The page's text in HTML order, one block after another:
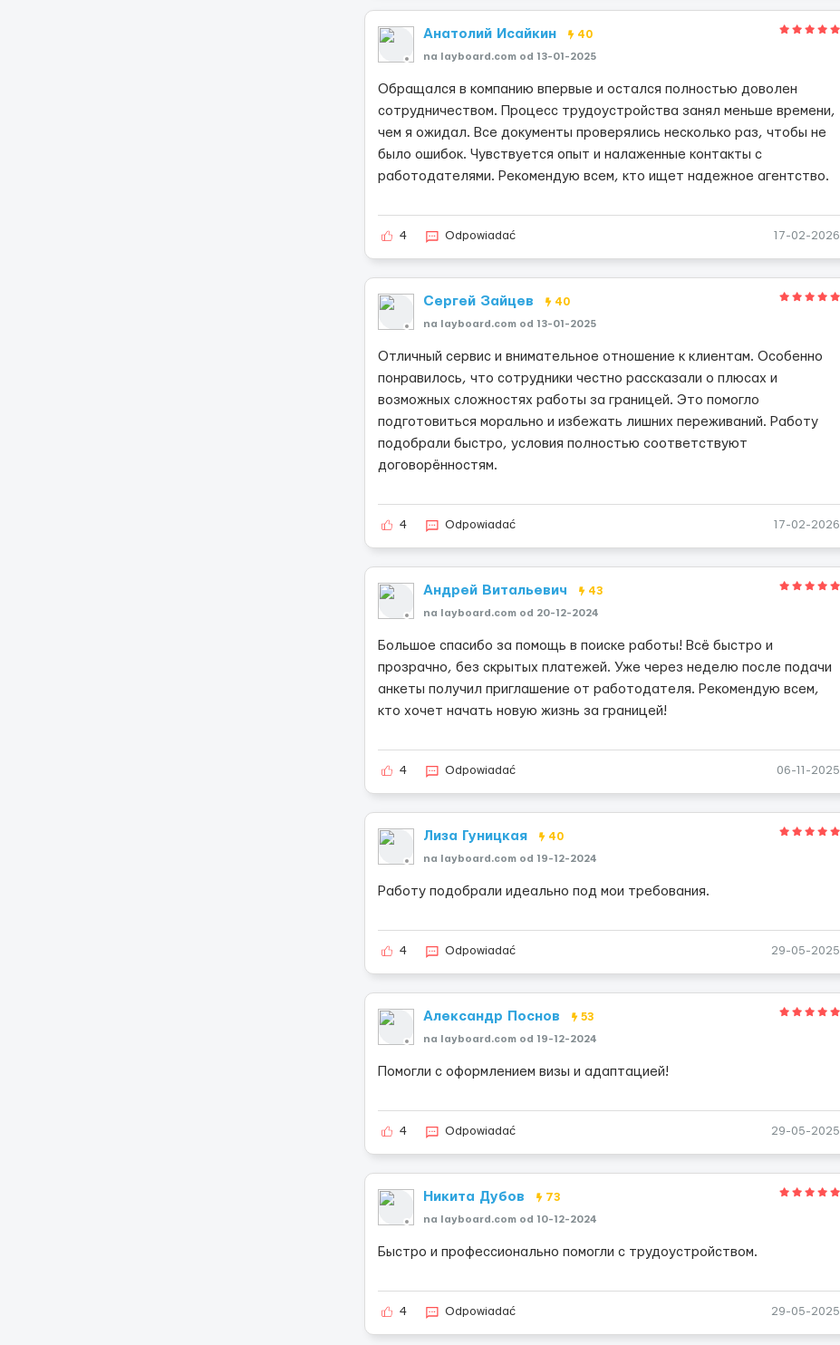
Анатолий Исайкин 40
na layboard.com od 13-01-2025
Обращался в компанию впервые и остался полностью доволен
сотрудничеством. Процесс трудоустройства занял меньше времени,
чем я ожидал. Все документы проверялись несколько раз, чтобы не
было ошибок. Чувствуется опыт и налаженные контакты с
работодателями. Рекомендую всем, кто ищет надежное агентство.
4 Odpowiadać 17-02-2026
Сергей Зайцев 40
na layboard.com od 13-01-2025
Отличный сервис и внимательное отношение к клиентам. Особенно
понравилось, что сотрудники честно рассказали о плюсах и
возможных сложностях работы за границей. Это помогло
подготовиться морально и избежать лишних переживаний. Работу
подобрали быстро, условия полностью соответствуют
договорённостям.
4 Odpowiadać 17-02-2026
Андрей Витальевич 43
na layboard.com od 20-12-2024
Большое спасибо за помощь в поиске работы! Всё быстро и
прозрачно, без скрытых платежей. Уже через неделю после подачи
анкеты получил приглашение от работодателя. Рекомендую всем,
кто хочет начать новую жизнь за границей!
4 Odpowiadać 06-11-2025
Лиза Гуницкая 40
na layboard.com od 19-12-2024
Работу подобрали идеально под мои требования.
4 Odpowiadać 29-05-2025
Александр Поснов 53
na layboard.com od 19-12-2024
Помогли с оформлением визы и адаптацией!
4 Odpowiadać 29-05-2025
Никита Дубов 73
na layboard.com od 10-12-2024
Быстро и профессионально помогли с трудоустройством.
4 Odpowiadać 29-05-2025